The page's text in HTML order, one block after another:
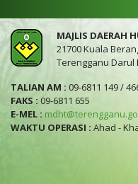
MAJLIS DAERAH
21700 Kuala
Terengganu Darul
TALIAN AM : 09-6811 149 /
FAKS : 09-6811 655
E-MEL :
WAKTU OPERASI : Ahad -